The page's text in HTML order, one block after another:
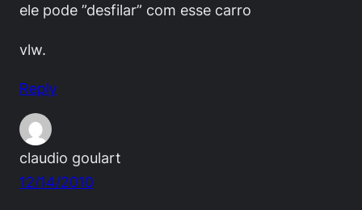
ele pode ”desfilar” com esse carro
vlw.
Reply
claudio goulart
12/14/2010